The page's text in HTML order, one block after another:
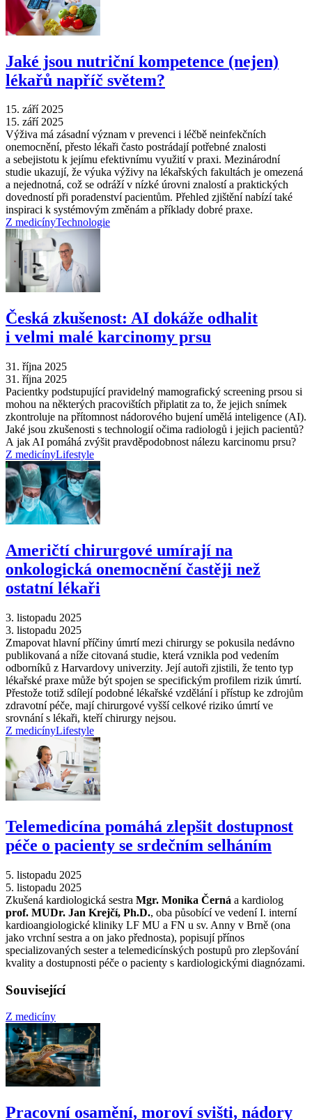
Jaké jsou nutriční kompetence (nejen)
lékařů napříč světem?
15. září 2025
15. září 2025
Výživa má zásadní význam v prevenci i léčbě neinfekčních
onemocnění, přesto lékaři často postrádají potřebné znalosti
a sebejistotu k jejímu efektivnímu využití v praxi. Mezinárodní
studie ukazují, že výuka výživy na lékařských fakultách je omezená
a nejednotná, což se odráží v nízké úrovni znalostí a praktických
dovedností při poradenství pacientům. Přehled zjištění nabízí také
inspiraci k systémovým změnám a příklady dobré praxe.
Z medicínyTechnologie
Česká zkušenost: AI dokáže odhalit
i velmi malé karcinomy prsu
31. října 2025
31. října 2025
Pacientky podstupující pravidelný mamografický screening prsou si
mohou na některých pracovištích připlatit za to, že jejich snímek
zkontroluje na přítomnost nádorového bujení umělá inteligence (AI).
Jaké jsou zkušenosti s technologií očima radiologů i jejich pacientů?
A jak AI pomáhá zvýšit pravděpodobnost nálezu karcinomu prsu?
Z medicínyLifestyle
Američtí chirurgové umírají na
onkologická onemocnění častěji než
ostatní lékaři
3. listopadu 2025
3. listopadu 2025
Zmapovat hlavní příčiny úmrtí mezi chirurgy se pokusila nedávno
publikovaná a níže citovaná studie, která vznikla pod vedením
odborníků z Harvardovy univerzity. Její autoři zjistili, že tento typ
lékařské praxe může být spojen se specifickým profilem rizik úmrtí.
Přestože totiž sdílejí podobné lékařské vzdělání i přístup ke zdrojům
zdravotní péče, mají chirurgové vyšší celkové riziko úmrtí ve
srovnání s lékaři, kteří chirurgy nejsou.
Z medicínyLifestyle
Telemedicína pomáhá zlepšit dostupnost
péče o pacienty se srdečním selháním
5. listopadu 2025
5. listopadu 2025
Zkušená kardiologická sestra Mgr. Monika Černá a kardiolog
prof. MUDr. Jan Krejčí, Ph.D., oba působící ve vedení I. interní
kardioangiologické kliniky LF MU a FN u sv. Anny v Brně (ona
jako vrchní sestra a on jako přednosta), popisují přínos
specializovaných sester a telemedicínských postupů pro zlepšování
kvality a dostupnosti péče o pacienty s kardiologickými diagnózami.
Související
Z medicíny
Pracovní osamění, moroví svišti, nádory